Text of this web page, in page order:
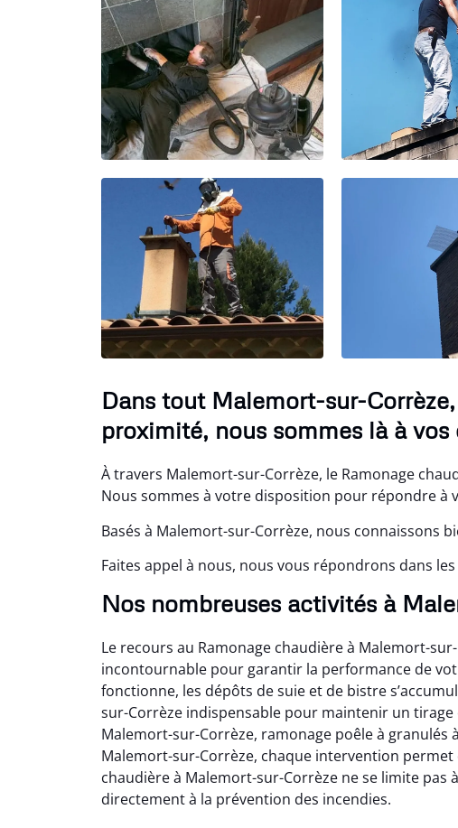
Dans tout Malemort-sur-
proximité, nous sommes là à vos
À travers Malemort-sur-Corrèze, le Ramonage
Nous sommes à votre disposition pour répondre à
Basés à Malemort-sur-Corrèze, nous connaissons
Faites appel à nous, nous vous répondrons dans
Nos nombreuses activités à
Le recours au Ramonage chaudière à Malemort-
incontournable pour garantir la performance de
fonctionne, les dépôts de suie et de bistre
sur-Corrèze indispensable pour maintenir un tirage
Malemort-sur-Corrèze, ramonage poêle à
Malemort-sur-Corrèze, chaque intervention
chaudière à Malemort-sur-Corrèze ne se limite
directement à la prévention des incendies.